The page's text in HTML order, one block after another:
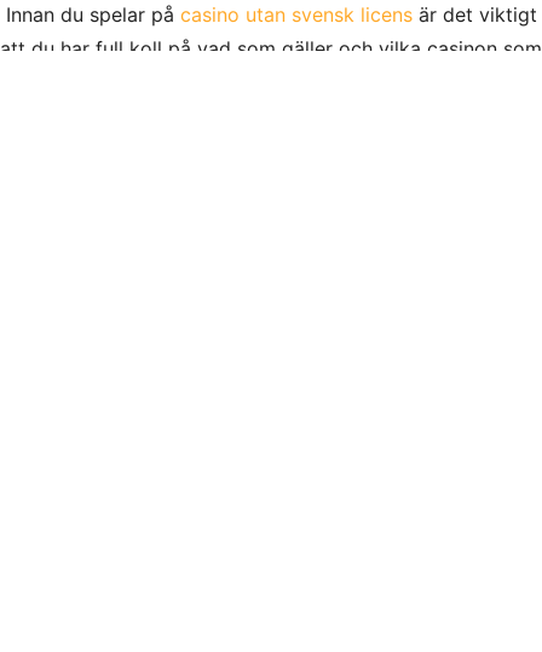
Innan du spelar på casino utan svensk licensär det viktigt
att du har full koll på vad som gäller och vilka casinon som